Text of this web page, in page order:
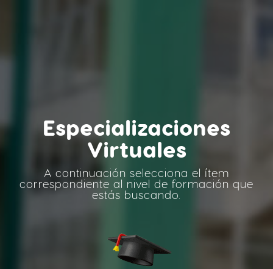
Especializaciones
Virtuales
A continuación selecciona el ítem
correspondiente al nivel de formación que
estás buscando.